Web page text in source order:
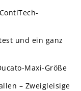
und ein ganz
Maxi-Größe
– Zweigleisige